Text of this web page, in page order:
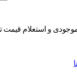
موجودی و استعلام